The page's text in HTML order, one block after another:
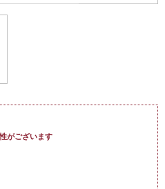
がございます